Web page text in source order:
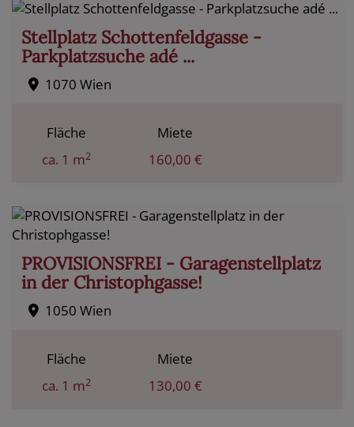
Stellplatz Schottenfeldgasse -
Parkplatzsuche adé ...
1070 Wien
Fläche
ca. 1 m2
Miete
160,00 €
PROVISIONSFREI - Garagenstellplatz
in der Christophgasse!
1050 Wien
Fläche
ca. 1 m2
Miete
130,00 €